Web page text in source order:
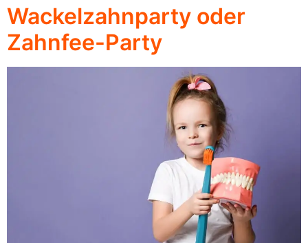
Wackelzahnparty oder
Zahnfee-Party